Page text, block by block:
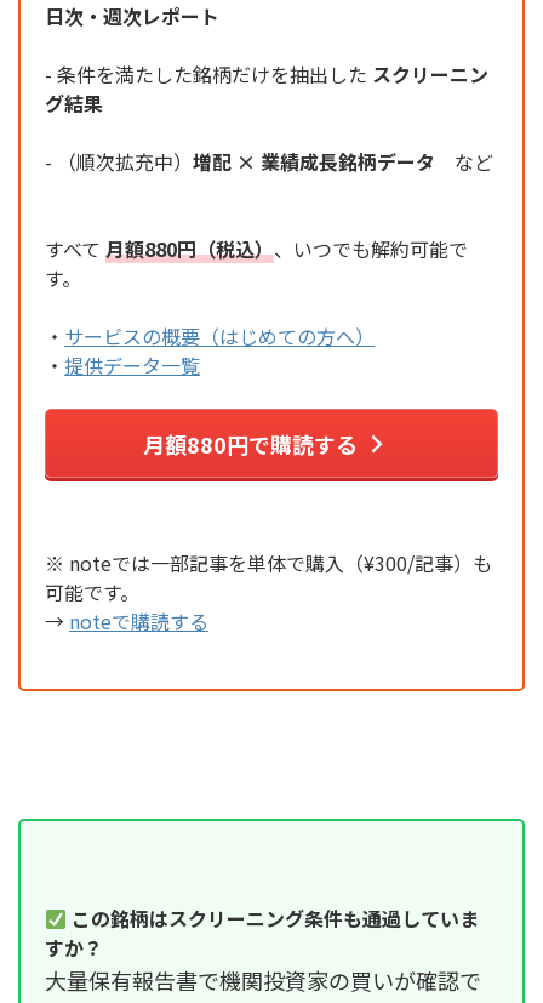
日次・週次レポート
- 条件を満たした銘柄だけを抽出した スクリーニン
グ結果
- （順次拡充中） 増配 × 業績成長銘柄データ など
すべて 月額880円（税込）、いつでも解約可能で
す。
・ サービスの概要（はじめての方へ）
・ 提供データ一覧
月額880円で購読する
※ noteでは一部記事を単体で購入（¥300/記事）も
可能です。
→ noteで購読する
この銘柄はスクリーニング条件も通過していま
すか？
大量保有報告書で機関投資家の買いが確認で